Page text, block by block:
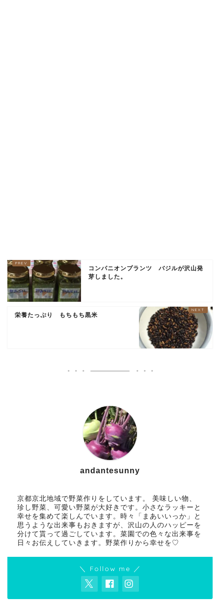
コンパニオンプランツ バジルが沢山発
芽しました。
栄養たっぷり もちもち黒米
andantesunny
京都京北地域で野菜作りをしています。 美味しい物、
珍し野菜、可愛い野菜が大好きです。小さなラッキーと
幸せを集めて楽しんでいます。時々「まあいいっか」と
思うような出来事もおきますが、沢山の人のハッピーを
分けて貰って過ごしています。菜園での色々な出来事を
日々お伝えしていきます。野菜作りから幸せを♡
＼ Follow me ／